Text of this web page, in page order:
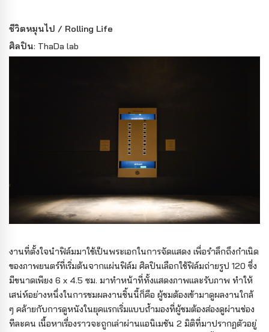
ชีวิตหมุนไป / Rolling Life
ศิลปิน: ThaDa lab
งานที่ตั้งใจนำฟิล์มมาใช้เป็นพระเอกในการจัดแสดง เพื่อรำลึกถึงกำเนิด
ของภาพยนตร์ที่เริ่มต้นจากแผ่นฟิล์ม ศิลปินเลือกใช้ฟิล์มถ่ายรูป 120 ซึ่ง
มีขนาดเพียง 6 x 4.5 ซม. มาทำหน้าที่ทั้งแสดงภาพและรับภาพ ทำให้
เสน่ห์อย่างหนึ่งในการชมผลงานชิ้นนี้ก็คือ ผู้ชมต้องเข้ามาดูผลงานใกล้
ๆ คล้ายกับการดูหนังในยุคแรกเริ่มแบบถ้ำมองที่ผู้ชมต้องส่องดูผ่านช่อง
ทีละคน เนื้อหาเรื่องราวจะถูกเล่าผ่านแอนิเมชัน 2 มิติที่มาปรากฏตัวอยู่